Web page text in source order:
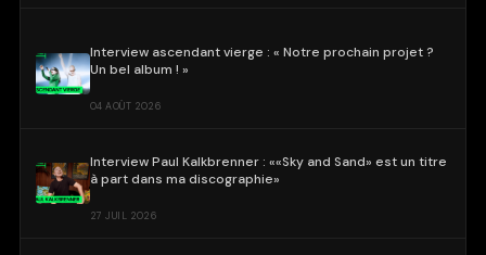
Interview ascendant vierge : « Notre prochain projet ?
Un bel album ! »
04 AOÛT 2026
Interview Paul Kalkbrenner : ««Sky and Sand» est un titre
à part dans ma discographie»
27 JUIL 2026